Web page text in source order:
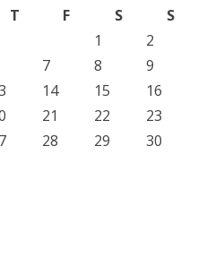
T F S
S
1
2
7 8
9
14 15
16
21 22
23
28 29
30